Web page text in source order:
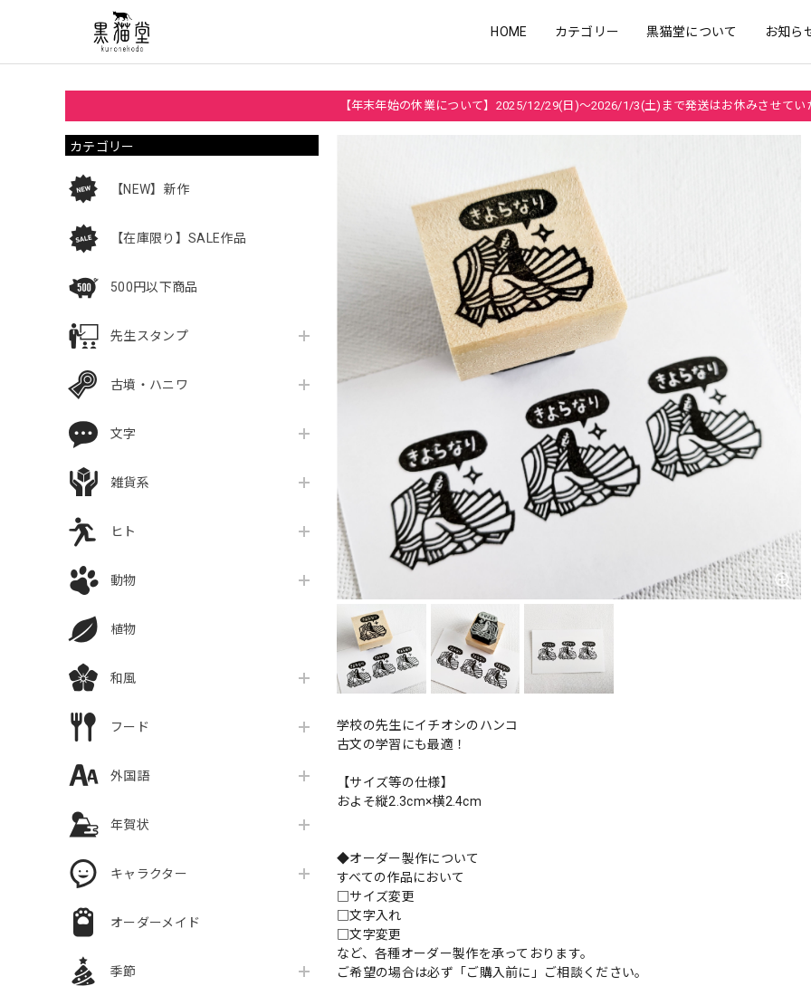
HOME カテゴリー 黒猫堂について お知ら
【年末年始の休業について】2025/12/29(日)～2026/1/3(土)まで発送はお休みさせてい
カテゴリー
【NEW】新作
【在庫限り】SALE作品
500円以下商品
先生スタンプ
古墳・ハニワ
文字
雑貨系
ヒト
動物
植物
和風
フード
外国語
年賀状
キャラクター
オーダーメイド
季節
学校の先生にイチオシのハンコ
古文の学習にも最適！
【サイズ等の仕様】
およそ縦2.3cm×横2.4cm
◆オーダー製作について
すべての作品において
□サイズ変更
□文字入れ
□文字変更
など、各種オーダー製作を承っております。
ご希望の場合は必ず「ご購入前に」ご相談ください。